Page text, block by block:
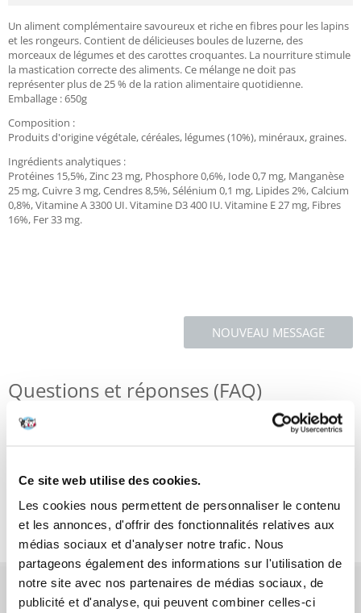
Ce site web utilise des cookies.
Les cookies nous permettent de personnaliser le contenu
et les annonces, d'offrir des fonctionnalités relatives aux
médias sociaux et d'analyser notre trafic. Nous
partageons également des informations sur l'utilisation de
notre site avec nos partenaires de médias sociaux, de
publicité et d'analyse, qui peuvent combiner celles-ci
Un aliment complémentaire savoureux et riche en fibres pour les lapins
et les rongeurs. Contient de délicieuses boules de luzerne, des
morceaux de légumes et des carottes croquantes. La nourriture stimule
la mastication correcte des aliments. Ce mélange ne doit pas
représenter plus de 25 % de la ration alimentaire quotidienne.
Emballage : 650g
Composition :
Produits d'origine végétale, céréales, légumes (10%), minéraux, graines.
Ingrédients analytiques :
Protéines 15,5%, Zinc 23 mg, Phosphore 0,6%, Iode 0,7 mg, Manganèse
25 mg, Cuivre 3 mg, Cendres 8,5%, Sélénium 0,1 mg, Lipides 2%, Calcium
0,8%, Vitamine A 3300 UI. Vitamine D3 400 IU. Vitamine E 27 mg, Fibres
16%, Fer 33 mg.
NOUVEAU MESSAGE
Questions et réponses (FAQ)
Critiques
Photos supplémentaires
AVANT L'ACHAT